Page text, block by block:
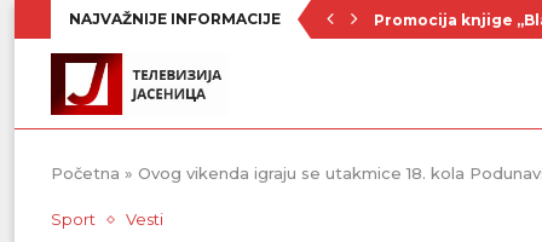
NAJVAŽNIJE INFORMACIJE Promocija knjige
Početna » Ovog vikenda igraju se utakmice 18. kola
Sport Vesti